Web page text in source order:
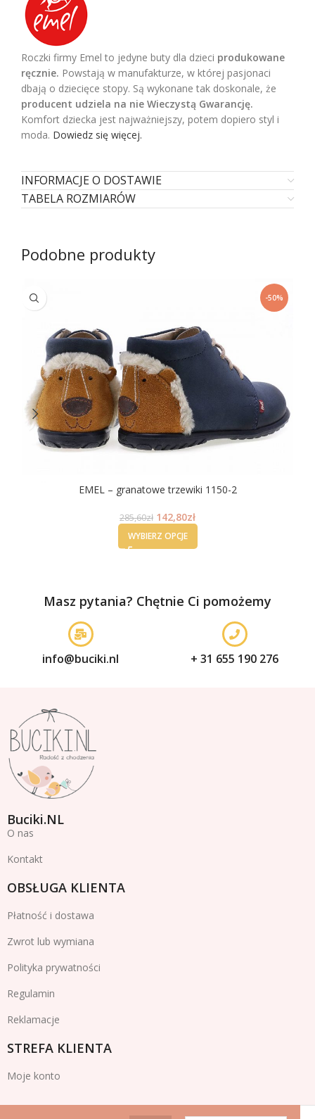
Roczki firmy Emel to jedyne buty dla dzieci produkowane
ręcznie. Powstają w manufakturze, w której pasjonaci
dbają o dziecięce stopy. Są wykonane tak doskonale, że
producent udziela na nie Wieczystą Gwarancję.
Komfort dziecka jest najważniejszy, potem dopiero styl i
moda. Dowiedz się więcej.
INFORMACJE O DOSTAWIE
TABELA ROZMIARÓW
Podobne produkty
-50%
EMEL – granatowe trzewiki 1150-2
285,60zł 142,80zł
WYBIERZ OPCJE
Masz pytania? Chętnie Ci pomożemy
info@buciki.nl + 31 655 190 276
Buciki.NL
O nas
Kontakt
OBSŁUGA KLIENTA
Płatność i dostawa
Zwrot lub wymiana
Polityka prywatności
Regulamin
Reklamacje
STREFA KLIENTA
Moje konto